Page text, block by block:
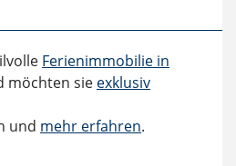
Ferienimmobilie in
möchten sie exklusiv
und mehr erfahren.